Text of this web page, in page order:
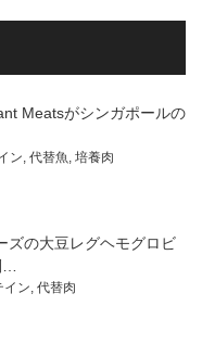
Meatsがシンガポールの
ン 代替魚 培養肉
ズの大豆レグヘモグロビ
イン 代替肉